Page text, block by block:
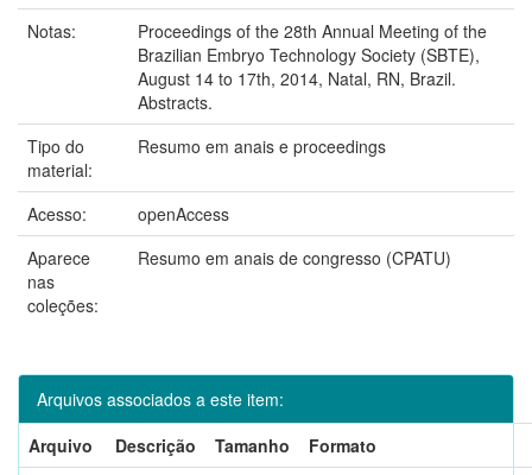
Notas:
Proceedings of the 28th Annual Meeting of the
Brazilian Embryo Technology Society (SBTE),
August 14 to 17th, 2014, Natal, RN, Brazil.
Abstracts.
Tipo do
material:
Resumo em anais e proceedings
Acesso:
openAccess
Aparece
nas
coleções:
Resumo em anais de congresso (CPATU)
Arquivos associados a este item:
Arquivo
Descrição Tamanho
Formato